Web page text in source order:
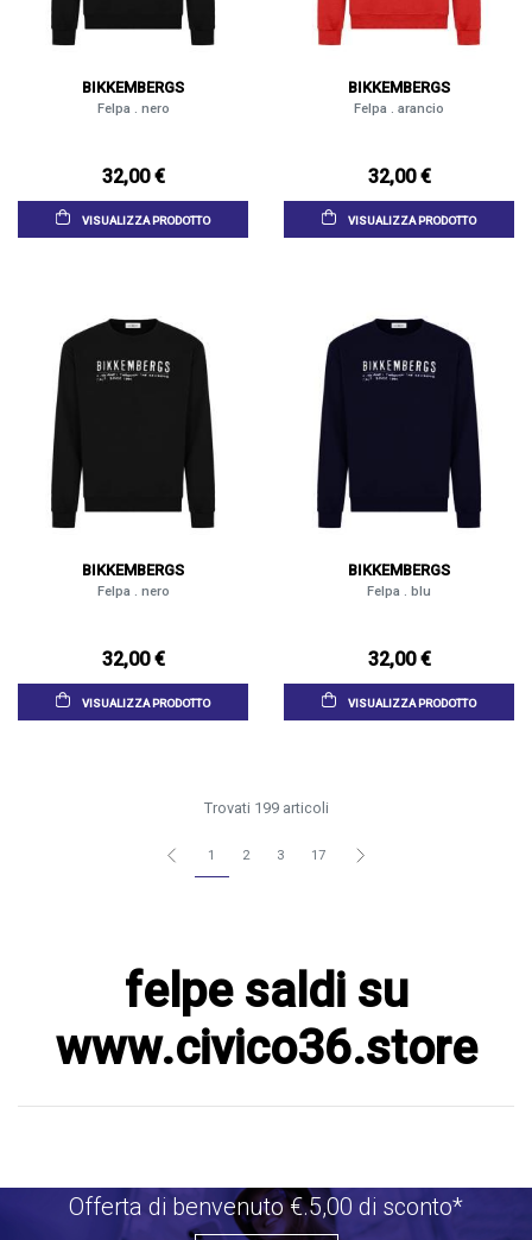
BIKKEMBERGS
Felpa . nero
32,00 €
VISUALIZZA PRODOTTO
BIKKEMBERGS
Felpa . arancio
32,00 €
VISUALIZZA PRODOTTO
BIKKEMBERGS
Felpa . nero
32,00 €
VISUALIZZA PRODOTTO
BIKKEMBERGS
Felpa . blu
32,00 €
VISUALIZZA PRODOTTO
Trovati 199 articoli
1 2 3 17
felpe saldi su
www.civico36.store
Offerta di benvenuto €.5,00 di sconto*